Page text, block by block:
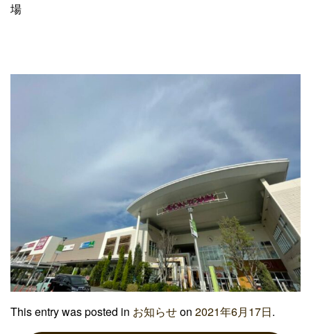
場
This entry was posted in お知らせon 2021年6月17日.